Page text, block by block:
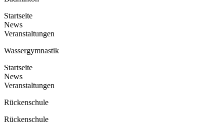
Startseite
News
Veranstaltungen
Wassergymnastik
Startseite
News
Veranstaltungen
Rückenschule
Rückenschule